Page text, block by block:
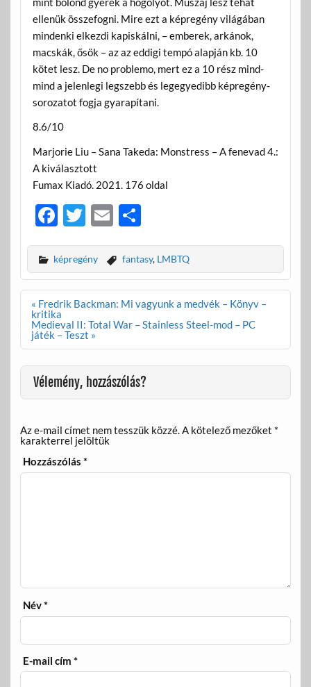
ellenük összefogni. Mire ezt a képregény világában
mindenki elkezdi kapiskálni, – emberek, arkánok,
macskák, ősök – az az eddigi tempó alapján kb. 10
kötet lesz. De no problemo, mert ez a 10 rész mind-
mind a jelenlegi legszebb és legegyedibb képregény-
sorozatot fogja gyarapítani.
8.6/10
Marjorie Liu – Sana Takeda: Monstress – A fenevad 4.:
A kiválasztott
Fumax Kiadó. 2021. 176 oldal
F
e
b
o
o
k
T
itt
er
E
ail
O
za
m
e
g
képregény fantasy, LMBTQ
Bejegyzés
navigáció
« Fredrik Backman: Mi vagyunk a medvék – Könyv –
kritika
Medieval II: Total War – Stainless Steel-mod – PC
játék – Teszt »
Vélemény, hozzászólás?
Az e-mail címet nem tesszük közzé.A kötelező mezőket *
karakterrel jelöltük
Hozzászólás*
Név*
E-mail cím*